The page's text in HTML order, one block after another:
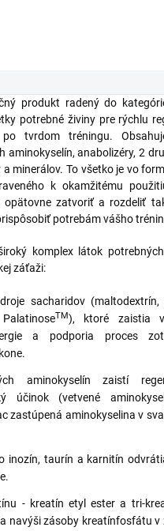
produkt radený do
potrebné živiny pre rýchlu
po tvrdom tréningu.
aminokyselín, anabolizéry, 2
minerálov. To všetko je vo
k okamžitému
opätovne zatvoriť a rozdeliť
potrebám vášho
komplex látok
záťaži:
sacharidov
TM), ktoré zaistia
a podporia proces
aminokyselín zaistí
účinok (vetvené
zastúpená aminokyselina v
inozín, taurín a karnitín
- kreatín etyl ester a tri-
navýši zásoby kreatínfosfátu v